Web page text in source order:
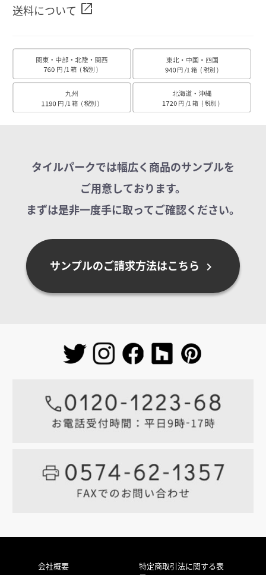
送料について open_in_new
タイルパークでは幅広く商品のサンプルを
ご用意しております。
まずは是非一度手に取ってご確認ください。
サンプルのご請求方法はこちら chevron_right
会社概要
特定商取引法に関する表